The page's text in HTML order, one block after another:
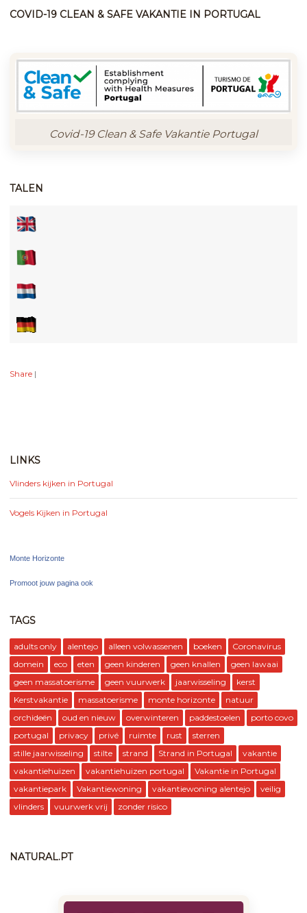
COVID-19 CLEAN & SAFE VAKANTIE IN PORTUGAL
Covid-19 Clean & Safe Vakantie Portugal
TALEN
Share |
LINKS
Vlinders kijken in Portugal
Vogels Kijken in Portugal
Monte Horizonte
Promoot jouw pagina ook
TAGS
adults only alentejo alleen volwassenen boeken
Coronavirus
domein
eco eten geen kinderen geen knallen
geen lawaai
geen massatoerisme
geen vuurwerk jaarwisseling
kerst
Kerstvakantie
massatoerisme monte horizonte
natuur
orchideën
oud en nieuw overwinteren paddestoelen
porto covo
portugal
privacy privé ruimte rust
sterren
stille jaarwisseling
stilte strand Strand in Portugal
vakantie
vakantiehuizen
vakantiehuizen portugal
Vakantie in Portugal
vakantiepark
Vakantiewoning vakantiewoning alentejo
veilig
vlinders
vuurwerk vrij zonder risico
NATURAL.PT